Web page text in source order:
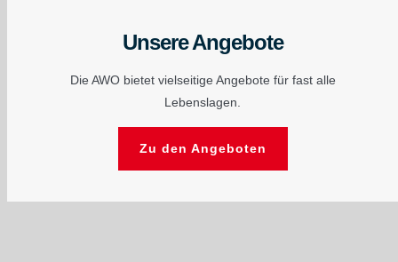
Unsere Angebote
Die AWO bietet vielseitige Angebote für fast alle
Lebenslagen.
Zu den Angeboten